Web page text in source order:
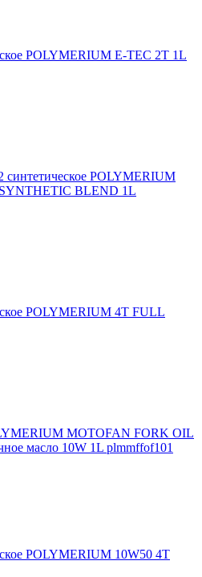
POLYMERIUM E-TEC 2T 1L
синтетическое POLYMERIUM
BLEND 1L
POLYMERIUM 4T FULL
MOTOFAN FORK OIL
масло 10W 1L plmmffof101
POLYMERIUM 10W50 4T